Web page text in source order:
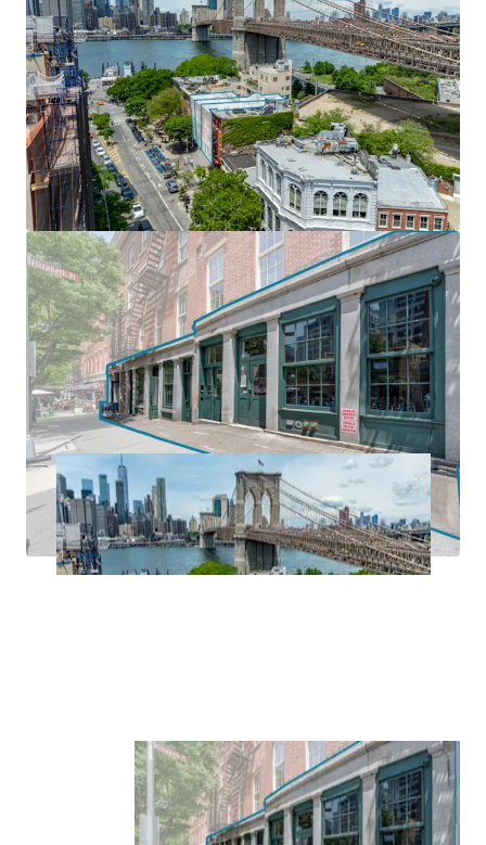
pedestrian activity. The properties are within walking
distance of Jane's Carousel, Empire Fulton Ferry, and 1
Hotel Brooklyn Bridge.
CONNECTIVITY
Old Fulton Street is within a 5–10 minute walk of the F,
A/C, and 2/3 trains, as well as the DUMBO Ferry Terminal.
The location offers a 10-minute commute to FiDi and 25
minutes to Midtown, appealing to professionals and
families drawn to DUMBO's excellent schools, tech-
forward atmosphere, and thriving arts and dining culture.